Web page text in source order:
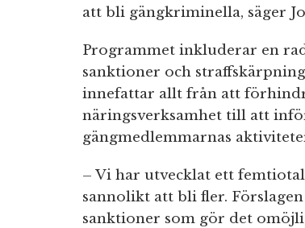
att bli gängkriminella, säger
Programmet inkluderar en
sanktioner och
innefattar allt från att
näringsverksamhet till att
gängmedlemmarnas
– Vi har utvecklat ett
sannolikt att bli fler.
sanktioner som gör det